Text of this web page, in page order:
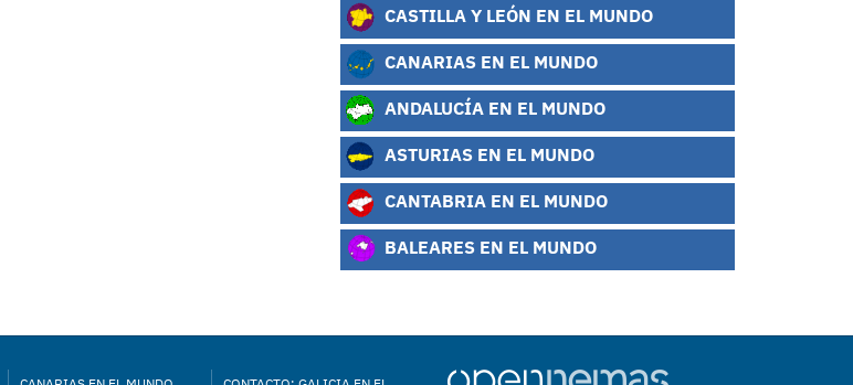
CASTILLA Y LEÓN EN EL MUNDO
CANARIAS EN EL MUNDO
ANDALUCÍA EN EL MUNDO
ASTURIAS EN EL MUNDO
CANTABRIA EN EL MUNDO
BALEARES EN EL MUNDO